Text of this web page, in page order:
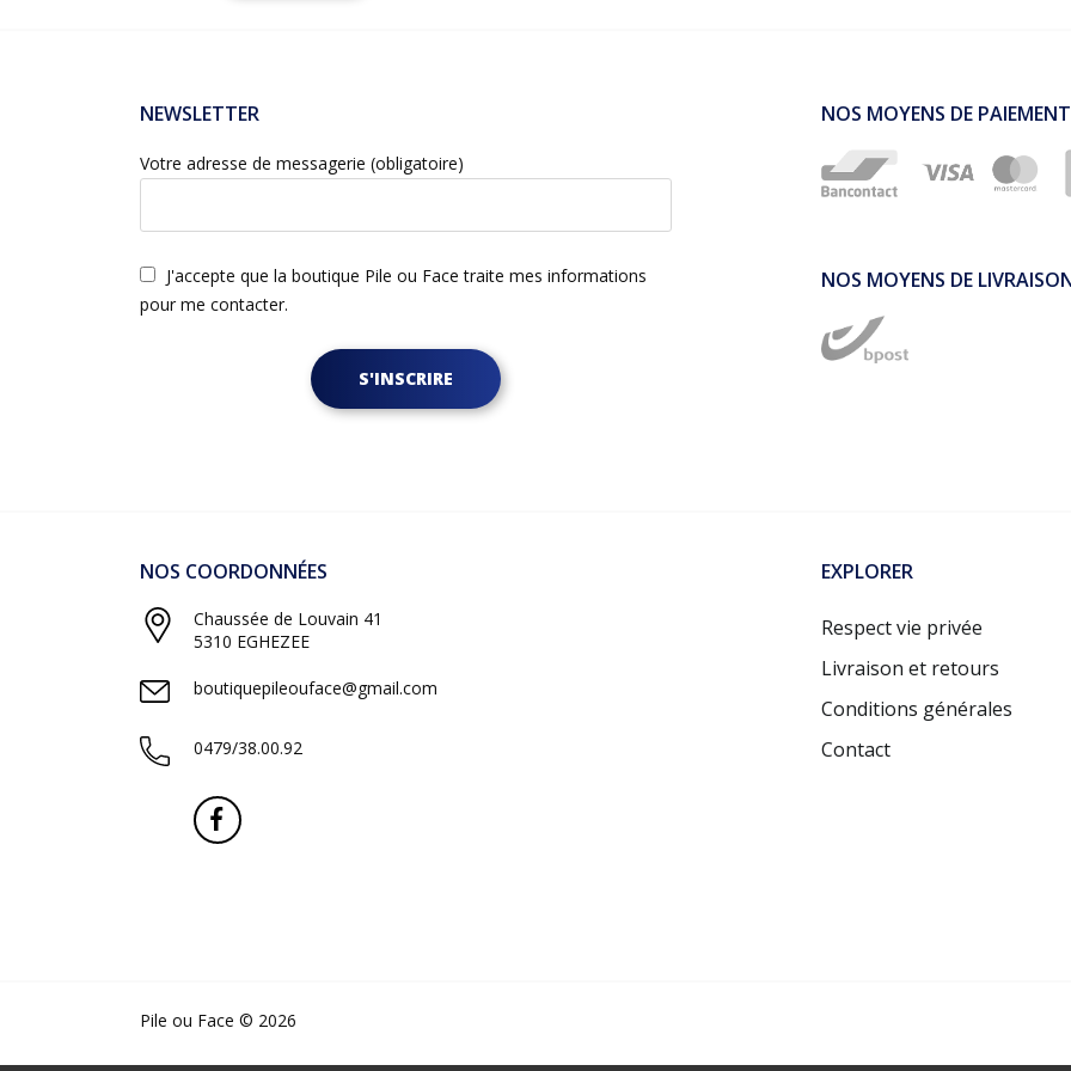
NEWSLETTER
Votre adresse de messagerie (obligatoire)
J'accepte que la boutique Pile ou Face traite mes informations
pour me contacter.
S'INSCRIRE
NOS MOYENS DE PAIEMENT
NOS MOYENS DE
NOS COORDONNÉES
Chaussée de Louvain 41
5310 EGHEZEE
boutiquepileouface@gmail.com
0479/38.00.92
EXPLORER
Respect vie privée
Livraison et retours
Conditions générales
Contact
Pile ou Face © 2026